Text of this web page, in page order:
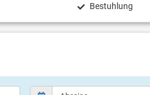
Bestuhlung